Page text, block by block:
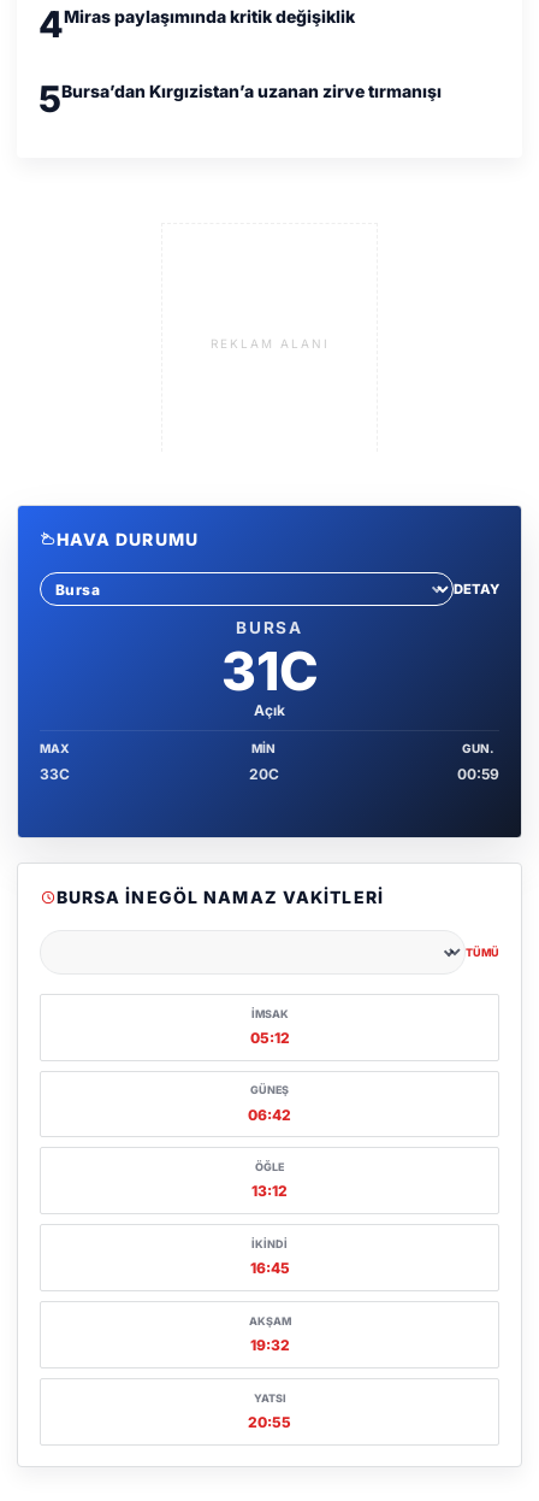
4Miras paylaşımında kritik değişiklik
5Bursa’dan Kırgızistan’a uzanan zirve tırmanışı
REKLAM ALANI
HAVA DURUMU
Sehir sec
DETAY
BURSA
31C
Açık
MAX
33C
MIN
20C
GUN.
00:59
BURSA İNEGÖL NAMAZ VAKITLERI
TÜMÜ
İMSAK
05:12
GÜNEŞ
06:42
ÖĞLE
13:12
İKINDI
16:45
AKŞAM
19:32
YATSI
20:55